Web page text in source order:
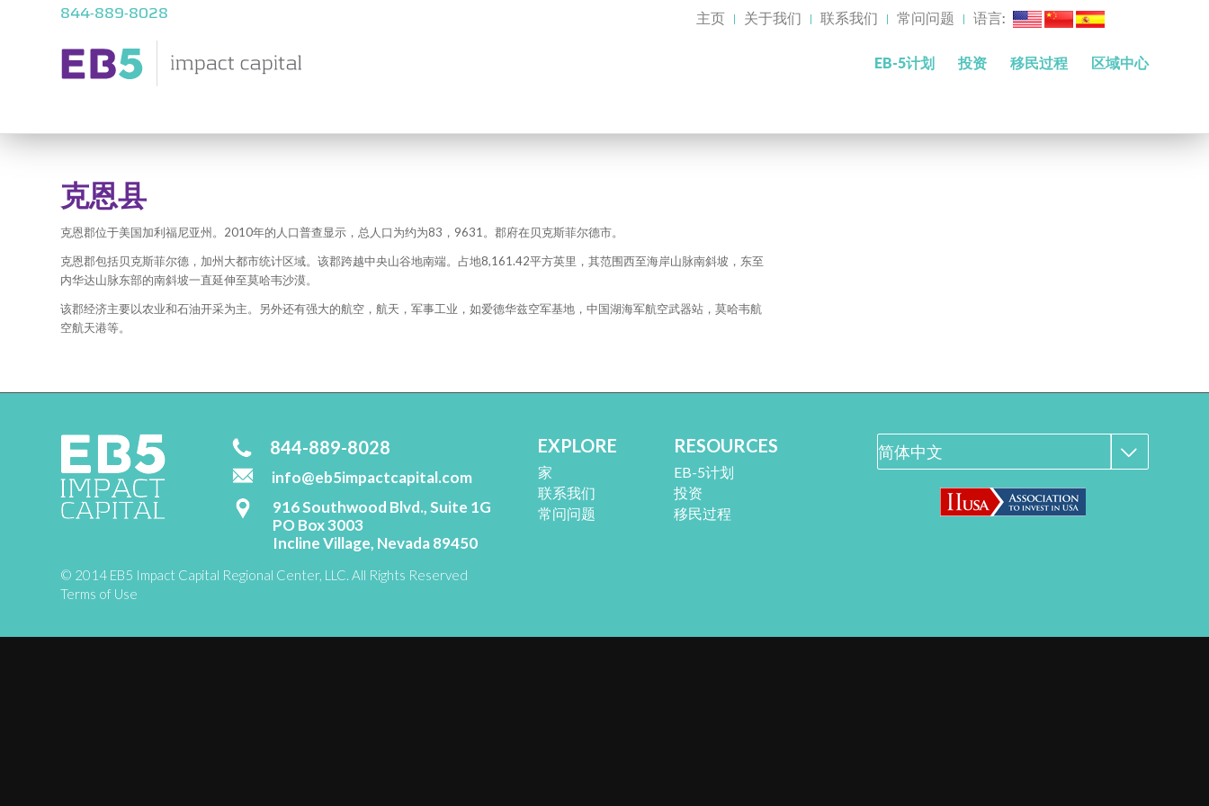
844-889-8028 主页 关于我们 联系我们 常问问题 语言:
EB-5计划 投资 移民过程 区域中心
克恩县
克恩郡位于美国加利福尼亚州。2010年的人口普查显示，总人口为约为83，9631。郡府在贝克斯菲尔德市。
克恩郡包括贝克斯菲尔德，加州大都市统计区域。该郡跨越中央山谷地南端。占地8,161.42平方英里，其范围西至海岸山脉南斜坡，东至
内华达山脉东部的南斜坡一直延伸至莫哈韦沙漠。
该郡经济主要以农业和石油开采为主。另外还有强大的航空，航天，军事工业，如爱德华兹空军基地，中国湖海军航空武器站，莫哈韦航
空航天港等。
844-889-8028
info@eb5impactcapital.com
916 Southwood Blvd., Suite 1G
PO Box 3003
Incline Village, Nevada 89450
EXPLORE
家
联系我们
常问问题
RESOURCES
EB-5计划
投资
移民过程
© 2014 EB5 Impact Capital Regional Center, LLC. All Rights Reserved
Terms of Use